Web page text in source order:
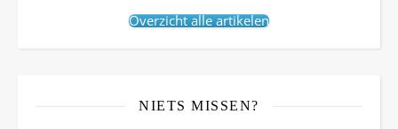
Overzicht alle artikelen
NIETS MISSEN?